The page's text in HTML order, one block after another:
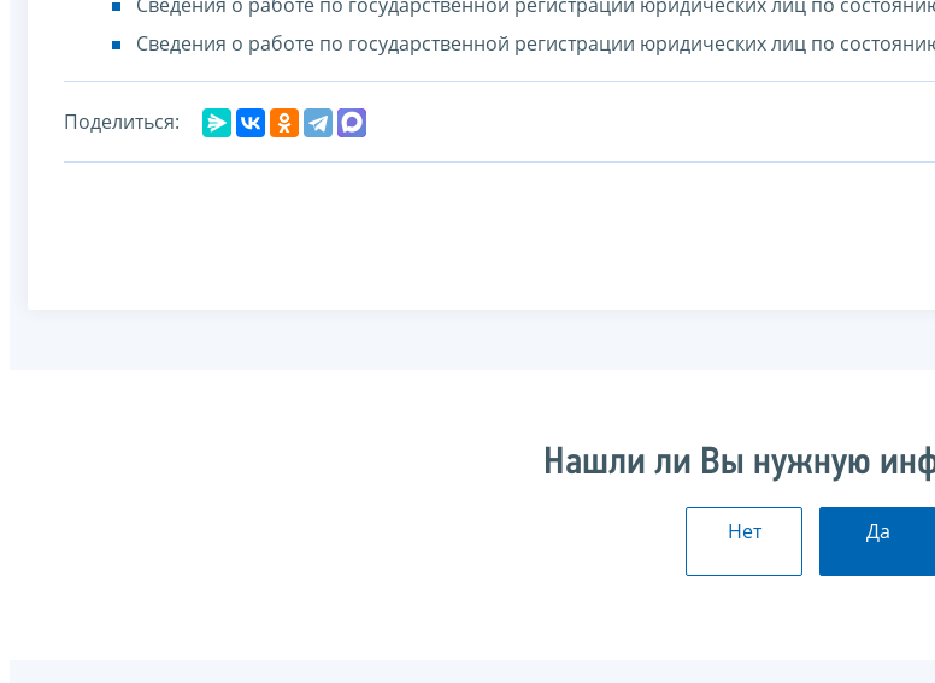
Сведения о работе по государственной регистрации юридических лиц по
Поделиться:
Нашли ли Вы нужную
Нет Да